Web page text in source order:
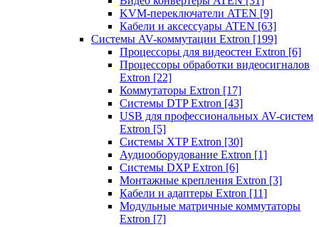
KVM-переключатели ATEN [9]
Кабели и аксессуары ATEN [63]
Системы AV-коммутации Extron [199]
Процессоры для видеостен Extron [6]
Процессоры обработки видеосигналов
Extron [22]
Коммутаторы Extron [17]
Системы DTP Extron [43]
USB для профессиональных AV-систем
Extron [5]
Системы XTP Extron [30]
Аудиооборудование Extron [1]
Системы DXP Extron [6]
Монтажные крепления Extron [3]
Кабели и адаптеры Extron [11]
Модульные матричные коммутаторы
Extron [7]